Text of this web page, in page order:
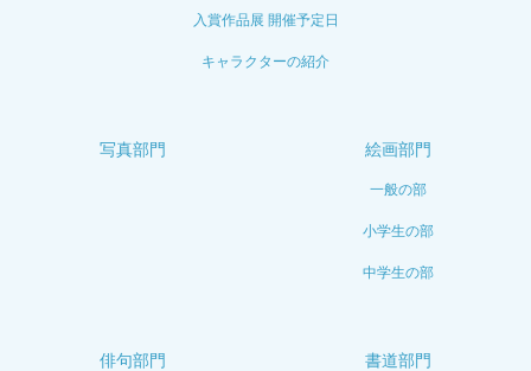
入賞作品展 開催予定日
キャラクターの紹介
写真部門 絵画部門
一般の部
小学生の部
中学生の部
俳句部門 書道部門